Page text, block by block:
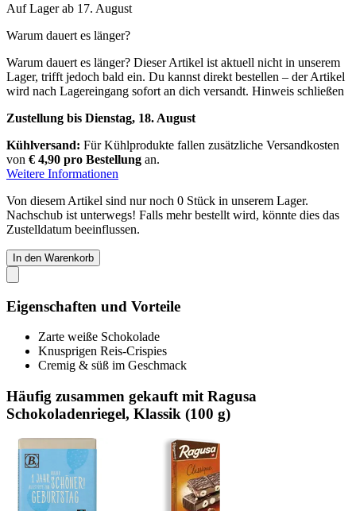
Auf Lager ab 17. August
Warum dauert es länger?
Warum dauert es länger? Dieser Artikel ist aktuell nicht in unserem
Lager, trifft jedoch bald ein. Du kannst direkt bestellen – der Artikel
wird nach Lagereingang sofort an dich versandt. Hinweis schließen
Zustellung bis Dienstag, 18. August
Kühlversand: Für Kühlprodukte fallen zusätzliche Versandkosten
von € 4,90 pro Bestellung an.
Weitere Informationen
Von diesem Artikel sind nur noch 0 Stück in unserem Lager.
Nachschub ist unterwegs! Falls mehr bestellt wird, könnte dies das
Zustelldatum beeinflussen.
In den Warenkorb
Eigenschaften und Vorteile
Zarte weiße Schokolade
Knusprigen Reis-Crispies
Cremig & süß im Geschmack
Häufig zusammen gekauft mit Ragusa
Schokoladenriegel, Klassik (100 g)